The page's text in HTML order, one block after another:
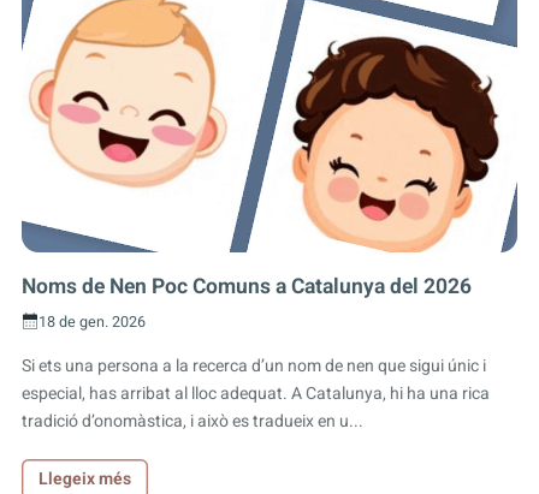
Noms de Nen Poc Comuns a Catalunya del 2026
18 de gen. 2026
Si ets una persona a la recerca d’un nom de nen que sigui únic i
especial, has arribat al lloc adequat. A Catalunya, hi ha una rica
tradició d’onomàstica, i això es tradueix en u...
Llegeix més